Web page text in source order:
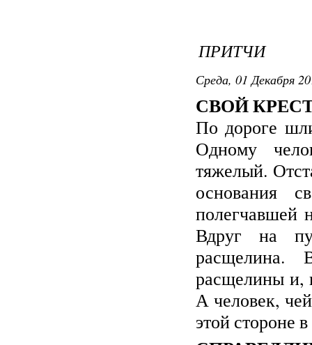
ПРИТЧИ
Среда, 01 Декабря
СВОЙ
По дороге
Одному
тяжелый.
основания
полегчавшей
Вдруг на
расщелина.
расщелины и,
А человек,
этой стороне